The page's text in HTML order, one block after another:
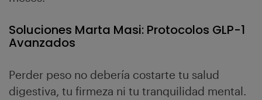
Soluciones Marta Masi: Protocolos GLP-1
Avanzados
Perder peso no debería costarte tu salud
digestiva, tu firmeza ni tu tranquilidad mental.